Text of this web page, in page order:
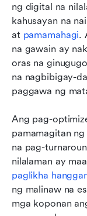
ng digital na
kahusayan na
at pamamahagi.
na gawain ay
oras na
na nagbibigay-
paggawa ng
Ang pag-
pamamagitan
na pag-
nilalaman ay
paglikha
ng malinaw na
mga koponan